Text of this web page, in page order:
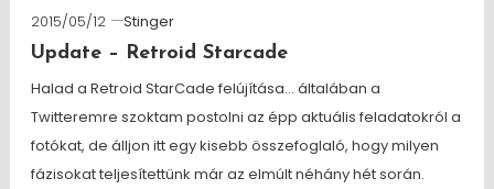
2015/05/12
Stinger
Update – Retroid Starcade
Halad a Retroid StarCade felújítása… általában a
Twitteremre szoktam postolni az épp aktuális feladatokról a
fotókat, de álljon itt egy kisebb összefoglaló, hogy milyen
fázisokat teljesítettünk már az elmúlt néhány hét során.